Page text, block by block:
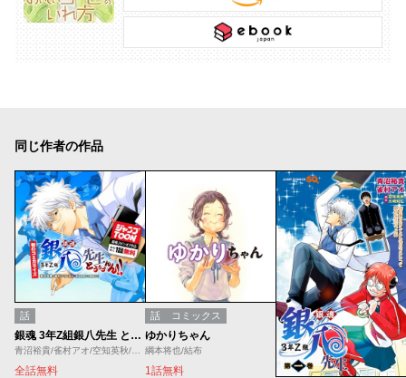
同じ作者の作品
話
銀魂 3年Z組銀八先生 とぅぅぅんん!!／ジャンプTOONおためし1話無料
全話無料
話 コミックス
ゆかりちゃん
綱本将也/結布
1話無料